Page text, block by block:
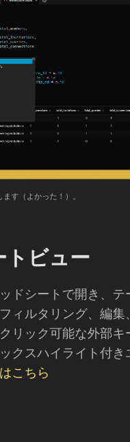
す（よかった！）。
トビュー
ドシートで開き、テ
ィルタリング、編集
リック可能な外部キ
クスハイライト付き
こちら